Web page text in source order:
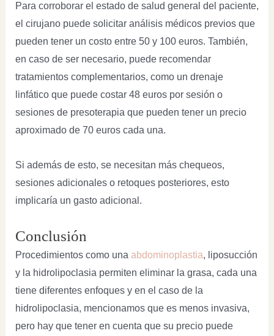
Para corroborar el estado de salud general del paciente,
el cirujano puede solicitar análisis médicos previos que
pueden tener un costo entre 50 y 100 euros. También,
en caso de ser necesario, puede recomendar
tratamientos complementarios, como un drenaje
linfático que puede costar 48 euros por sesión o
sesiones de presoterapia que pueden tener un precio
aproximado de 70 euros cada una.
Si además de esto, se necesitan más chequeos,
sesiones adicionales o retoques posteriores, esto
implicaría un gasto adicional.
Conclusión
Procedimientos como una abdominoplastia, liposucción
y la hidrolipoclasia permiten eliminar la grasa, cada una
tiene diferentes enfoques y en el caso de la
hidrolipoclasia, mencionamos que es menos invasiva,
pero hay que tener en cuenta que su precio puede